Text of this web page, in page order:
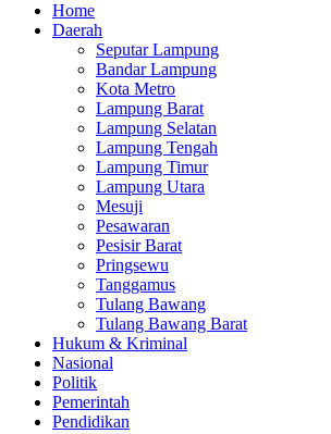
Home
Daerah
Seputar Lampung
Bandar Lampung
Kota Metro
Lampung Barat
Lampung Selatan
Lampung Tengah
Lampung Timur
Lampung Utara
Mesuji
Pesawaran
Pesisir Barat
Pringsewu
Tanggamus
Tulang Bawang
Tulang Bawang Barat
Hukum & Kriminal
Nasional
Politik
Pemerintah
Pendidikan